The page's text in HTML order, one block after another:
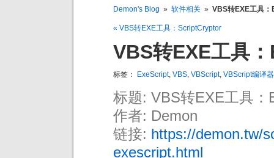
Demon's Blog » 软件相关 » VBS转EXE工具
« VBS转EXE工具：ScriptCryptor
VBS转EXE工具
标签： ExeScript, VBS, VBScript, VBScript编译器
标题: VBS转EXE工具：
作者: Demon
链接: https://demon.tw/
exescript.html